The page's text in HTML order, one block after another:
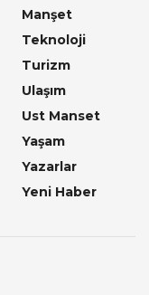
Manşet
Teknoloji
Turizm
Ulaşım
Ust Manset
Yaşam
Yazarlar
Yeni Haber